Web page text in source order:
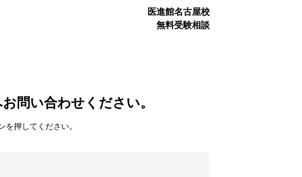
医進館名古屋校
無料受験相談
問い合わせください。
を押してください。